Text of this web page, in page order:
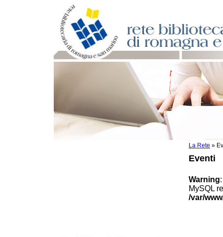
La Rete »
Eventi
Warning
MySQL
/var/